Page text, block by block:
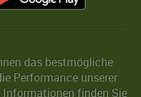
das bestmögliche
Performance unserer
Informationen finden Sie